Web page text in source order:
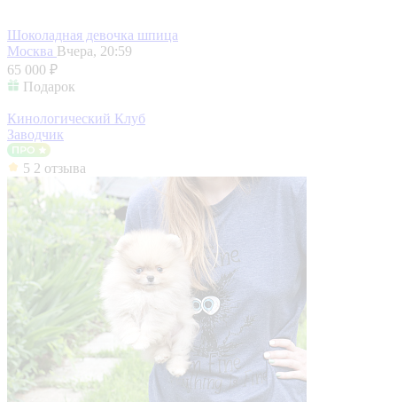
Шоколадная девочка шпица
Москва Вчера, 20:59
65 000 ₽
Подарок
Кинологический Клуб
Заводчик
5 2 отзыва